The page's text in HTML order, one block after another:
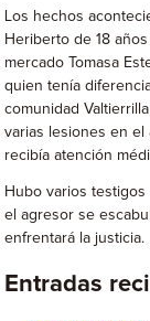
Los hechos
Heriberto de 18
mercado Tomasa
quien tenía
comunidad
varias lesiones en el
recibía atención
Hubo varios
el agresor se
enfrentará la justicia.
Entradas